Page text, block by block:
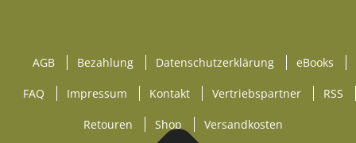
AGB Bezahlung Datenschutzerklärung eBooks
FAQ Impressum Kontakt Vertriebspartner RSS
Retouren Shop Versandkosten